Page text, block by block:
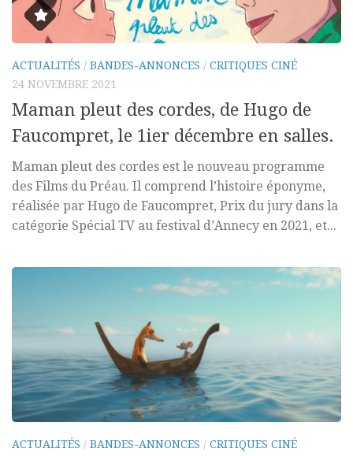
ACTUALITÉS / BANDES-ANNONCES / CRITIQUES CINÉ
24 NOVEMBRE 2021
Maman pleut des cordes, de Hugo de
Faucompret, le 1ier décembre en salles.
Maman pleut des cordes est le nouveau programme
des Films du Préau. Il comprend l’histoire éponyme,
réalisée par Hugo de Faucompret, Prix du jury dans la
catégorie Spécial TV au festival d’Annecy en 2021, et...
ACTUALITÉS / BANDES-ANNONCES / CRITIQUES CINÉ